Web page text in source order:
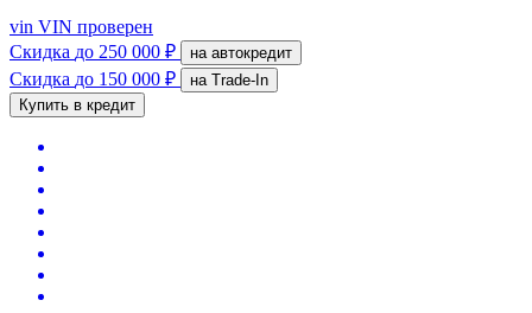
vin VIN проверен
Скидка до 250 000 ₽ на автокредит
Скидка до 150 000 ₽
на Trade-In
Купить в кредит